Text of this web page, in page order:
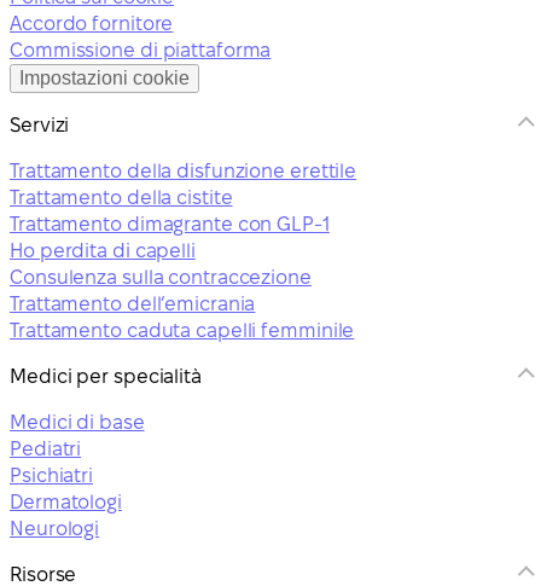
Accordo fornitore
Commissione di piattaforma
Impostazioni cookie
Servizi
Trattamento della disfunzione erettile
Trattamento della cistite
Trattamento dimagrante con GLP-1
Ho perdita di capelli
Consulenza sulla contraccezione
Trattamento dell’emicrania
Trattamento caduta capelli femminile
Medici per specialità
Medici di base
Pediatri
Psichiatri
Dermatologi
Neurologi
Risorse